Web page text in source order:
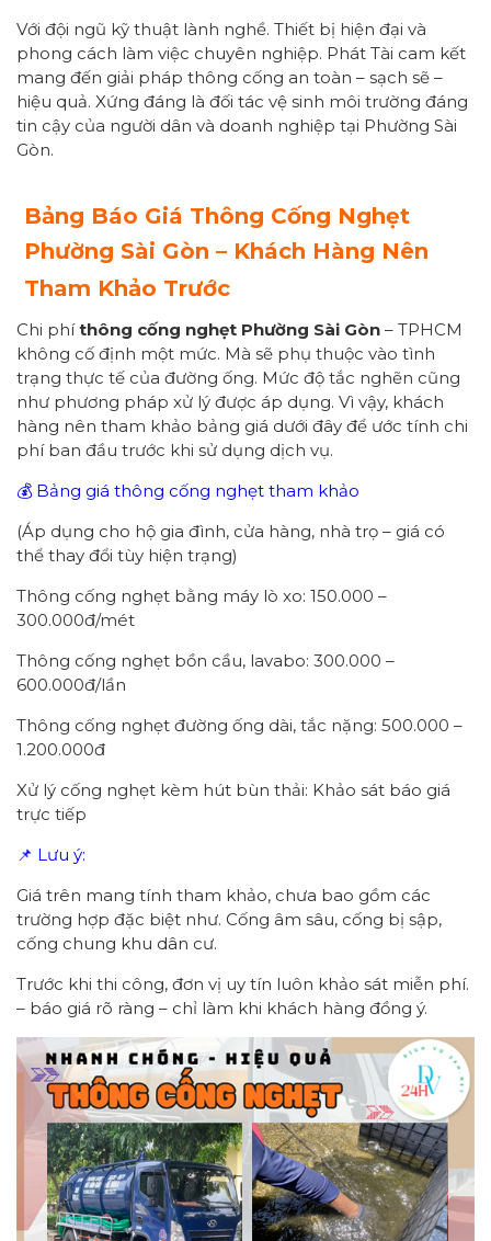
Với đội ngũ kỹ thuật lành nghề. Thiết bị hiện đại và
phong cách làm việc chuyên nghiệp. Phát Tài cam kết
mang đến giải pháp thông cống an toàn – sạch sẽ –
hiệu quả. Xứng đáng là đối tác vệ sinh môi trường đáng
tin cậy của người dân và doanh nghiệp tại Phường Sài
Gòn.
Bảng Báo Giá Thông Cống Nghẹt
Phường Sài Gòn – Khách Hàng Nên
Tham Khảo Trước
Chi phíthông cống nghẹt Phường Sài Gòn – TPHCM
không cố định một mức. Mà sẽ phụ thuộc vào tình
trạng thực tế của đường ống. Mức độ tắc nghẽn cũng
như phương pháp xử lý được áp dụng. Vì vậy, khách
hàng nên tham khảo bảng giá dưới đây để ước tính chi
phí ban đầu trước khi sử dụng dịch vụ.
💰 Bảng giá thông cống nghẹt tham khảo
(Áp dụng cho hộ gia đình, cửa hàng, nhà trọ – giá có
thể thay đổi tùy hiện trạng)
Thông cống nghẹt bằng máy lò xo: 150.000 –
300.000đ/mét
Thông cống nghẹt bồn cầu, lavabo: 300.000 –
600.000đ/lần
Thông cống nghẹt đường ống dài, tắc nặng: 500.000 –
1.200.000đ
Xử lý cống nghẹt kèm hút bùn thải: Khảo sát báo giá
trực tiếp
📌 Lưu ý:
Giá trên mang tính tham khảo, chưa bao gồm các
trường hợp đặc biệt như. Cống âm sâu, cống bị sập,
cống chung khu dân cư.
Trước khi thi công, đơn vị uy tín luôn khảo sát miễn phí.
– báo giá rõ ràng – chỉ làm khi khách hàng đồng ý.